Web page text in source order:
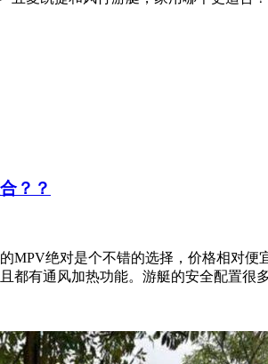
？？
MPV绝对是个不错的选择，价格相对
都有通风加热功能。游艇的安全配置很